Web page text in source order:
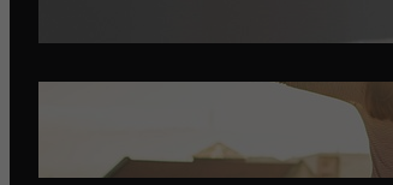
Miracle Morning-Les
14 mars 2024